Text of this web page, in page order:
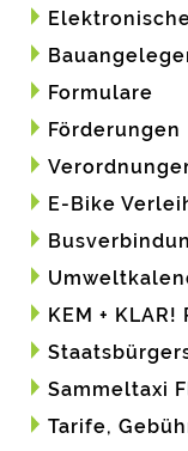
Formulare
Förderungen
E-Bike
KEM +
Sammeltaxi
Tarife,